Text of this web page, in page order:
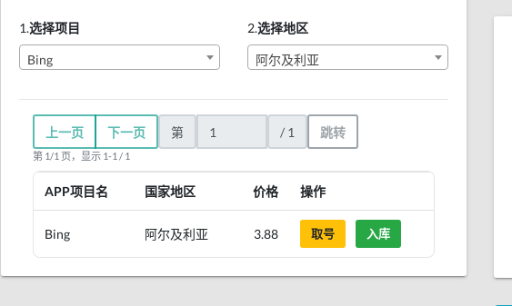
1.选择项目
Bing
2.选择地区
阿尔及利亚
上一页 下一页 第 / 1 跳转
第 1/1 页，显示 1-1 / 1
APP项目名 国家地区 价格 操作
Bing 阿尔及利亚 3.88 取号 入库